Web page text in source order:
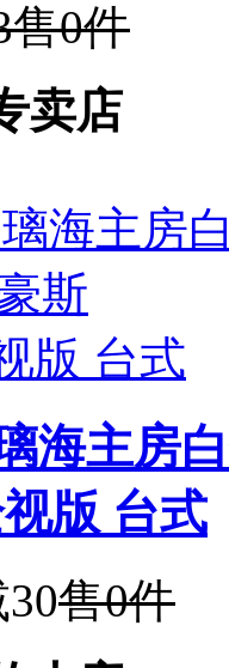
售0件
卖店
海主房
版 台式
售0件